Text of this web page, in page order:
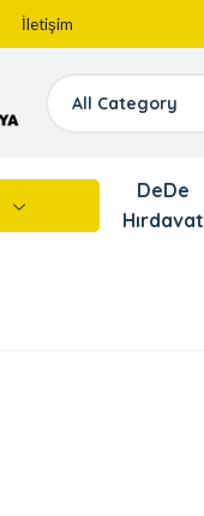
İletişim
All Category
DeDe
Hırdavat